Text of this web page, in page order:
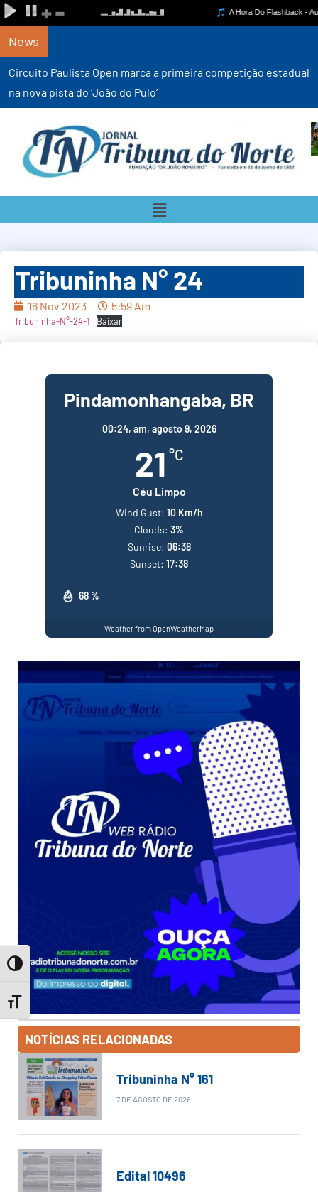
Toggle High Contrast
Toggle Font size
News
Circuito Paulista Open marca a primeira competição estadual
na nova pista do ‘João do Pulo’
Tribuninha N° 24
16 Nov 2023 5:59 Am
Tribuninha-N°-24-1 Baixar
Pindamonhangaba, BR
00:24, am, agosto 9, 2026
21 °C
Céu Limpo
68 %
Wind Gust: 10 Km/h
Clouds: 3%
Sunrise: 06:38
Sunset: 17:38
Weather from OpenWeatherMap
NOTÍCIAS RELACIONADAS
Tribuninha N° 161
7 DE AGOSTO DE 2026
Edital 10496